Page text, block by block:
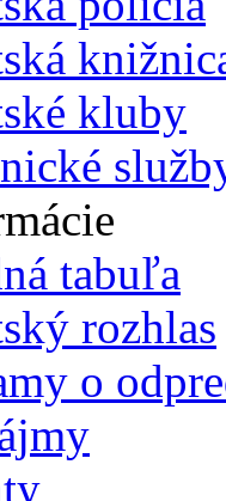
kluby
tabuľa
rozhlas
o